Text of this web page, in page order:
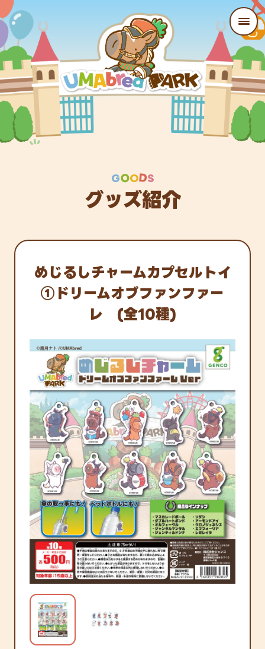
GOODS
グッズ紹介
めじるしチャームカプセルトイ
①ドリームオブファンファー
レ (全10種)